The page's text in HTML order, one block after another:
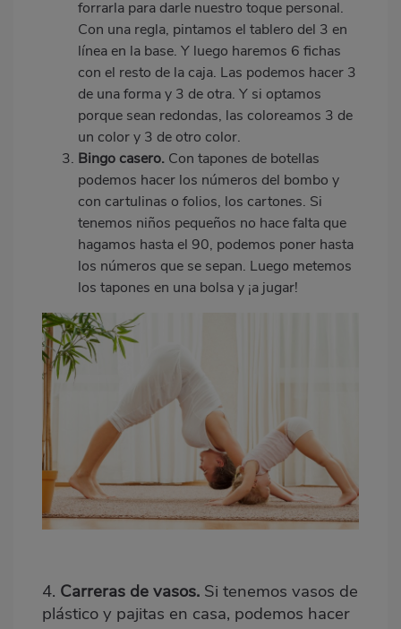
forrarla para darle nuestro toque personal.
Con una regla, pintamos el tablero del 3 en
línea en la base. Y luego haremos 6 fichas
con el resto de la caja. Las podemos hacer 3
de una forma y 3 de otra. Y si optamos
porque sean redondas, las coloreamos 3 de
un color y 3 de otro color.
Bingo casero. Con tapones de botellas
podemos hacer los números del bombo y
con cartulinas o folios, los cartones. Si
tenemos niños pequeños no hace falta que
hagamos hasta el 90, podemos poner hasta
los números que se sepan. Luego metemos
los tapones en una bolsa y ¡a jugar!
4. Carreras de vasos. Si tenemos vasos de
plástico y pajitas en casa, podemos hacer